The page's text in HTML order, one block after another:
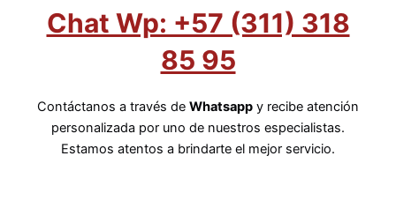
Chat Wp: +57 (311) 318
85 95
Contáctanos a través de Whatsapp y recibe atención
personalizada por uno de nuestros especialistas.
Estamos atentos a brindarte el mejor servicio.